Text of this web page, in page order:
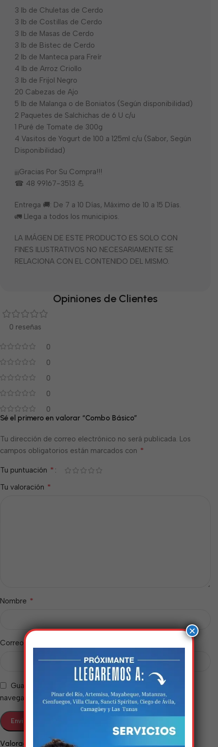
3 lb de Chuletas de Cerdo
3 lb de Costillas de Cerdo
3 lb de Masas de Cerdo
3 lb de Bistec de Cerdo
2 lb de Manteca para Freír
4 lb de Arroz Criollo
3 lb de Frijol Negro
20 Cabezas de Ajo
5 lb de Malanga o de Boniatos (Según disponibilidad)
2 Paquetes de Salchichas de 6 U c/u
1 Puré de Tomate de 300g
4 Vasitos de Yogurt de 100 a 125ml c/u (Sabor, Según
Disponibilidad)
¡¡¡Gracias Por Su Compra!!!
☎ 48 99167-3513 💪
Entrega 🚚: De 7 a 10 Días, Máximo de 10 a 15 Días.
🚛 Llega a todos los municipios.
LA IMÁGEN DE ESTE PRODUCTO ES SOLO CON
FINES ILUSTRATIVOS NO NECESARIAMENTE SE
RELACIONA CON EL CONTENIDO DEL MISMO.
Opiniones de Clientes
0 reseñas
0
0
0
0
0
Valoraciones
Sé el primero en valorar “Combo Básico”
Tu dirección de correo electrónico no será publicada. Los
campos obligatorios están marcados con *
Tu puntuación *
Tu valoración *
Nombre *
Correo electrónico
Guarda mi nombre, correo electrónico y web en este
navegador para la próxima vez que comente.
×
Estamos trabalhando
nisso!